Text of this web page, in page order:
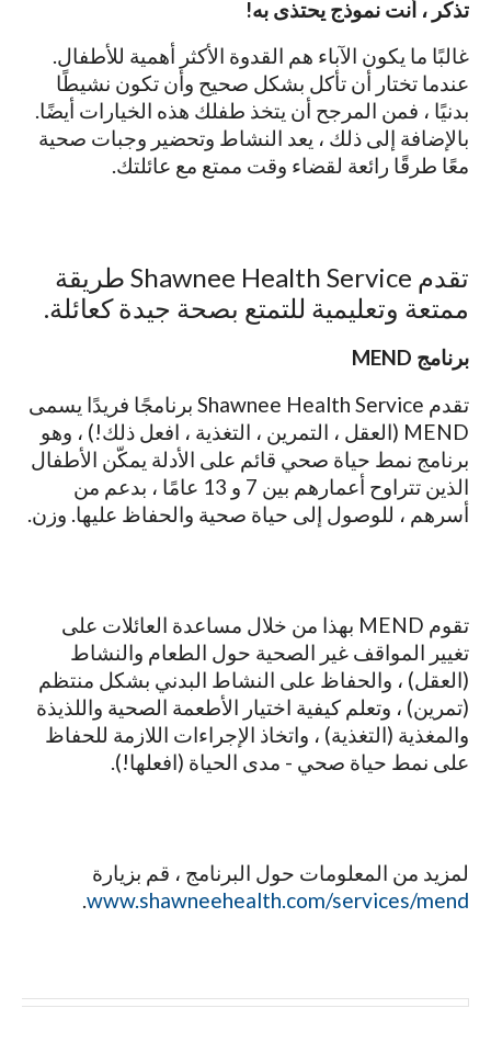
تذكر ، أنت نموذج يحتذى به!
غالبًا ما يكون الآباء هم القدوة الأكثر أهمية للأطفال.
عندما تختار أن تأكل بشكل صحيح وأن تكون نشيطًا
بدنيًا ، فمن المرجح أن يتخذ طفلك هذه الخيارات أيضًا.
بالإضافة إلى ذلك ، يعد النشاط وتحضير وجبات صحية
معًا طرقًا رائعة لقضاء وقت ممتع مع عائلتك.
تقدم Shawnee Health Service طريقة
ممتعة وتعليمية للتمتع بصحة جيدة كعائلة.
برنامج MEND
تقدم Shawnee Health Service برنامجًا فريدًا يسمى
MEND (العقل ، التمرين ، التغذية ، افعل ذلك!) ، وهو
برنامج نمط حياة صحي قائم على الأدلة يمكّن الأطفال
الذين تتراوح أعمارهم بين 7 و 13 عامًا ، بدعم من
أسرهم ، للوصول إلى حياة صحية والحفاظ عليها. وزن.
تقوم MEND بهذا من خلال مساعدة العائلات على
تغيير المواقف غير الصحية حول الطعام والنشاط
(العقل) ، والحفاظ على النشاط البدني بشكل منتظم
(تمرين) ، وتعلم كيفية اختيار الأطعمة الصحية واللذيذة
والمغذية (التغذية) ، واتخاذ الإجراءات اللازمة للحفاظ
على نمط حياة صحي - مدى الحياة (افعلها!).
لمزيد من المعلومات حول البرنامج ، قم بزيارة
www.shawneehealth.com/services/mend
.